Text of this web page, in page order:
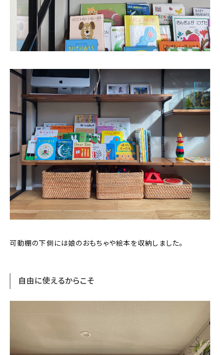
可動棚の下側には娘のおもちゃや絵本を収納しました。
自由に使えるからこそ